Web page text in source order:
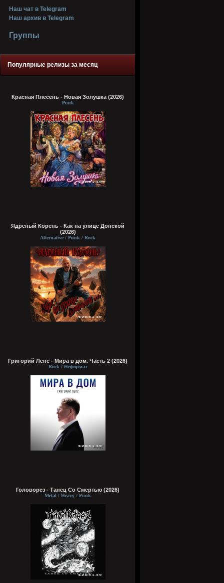
Наш чат в Telegram
Наш архив в Telegram
Группы
Популярные релизы за месяц
Красная Плесень - Новая Золушка (2026)
Punk
Ядрёный Корень - Как на улице Донской
(2026)
Alternative / Punk / Rock
Григорий Лепс - Мира в дом. Часть 2 (2026)
Rock / Неформат
Головорез - Tанец Со Смертью (2026)
Metal / Heavy / Punk